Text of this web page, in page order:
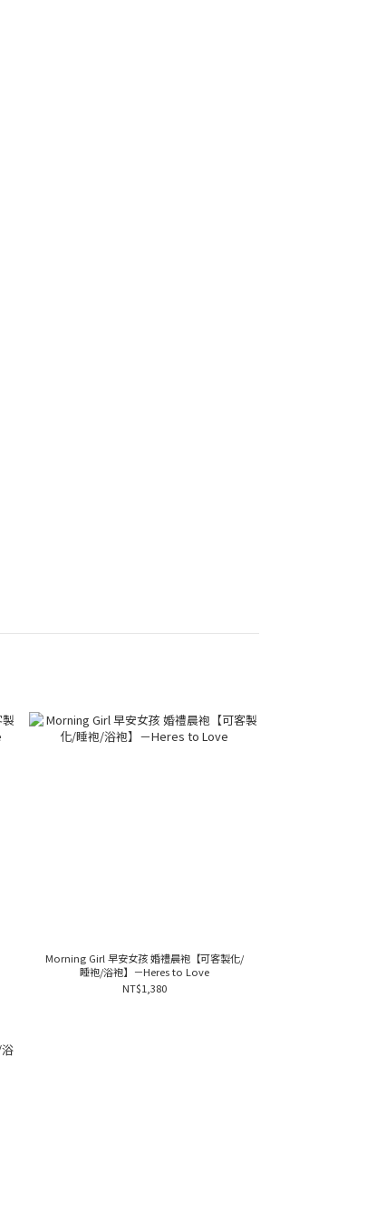
Morning Girl 早安女孩 婚禮晨袍【可客製化/
睡袍/浴袍】－Heres to Love
NT$1,380